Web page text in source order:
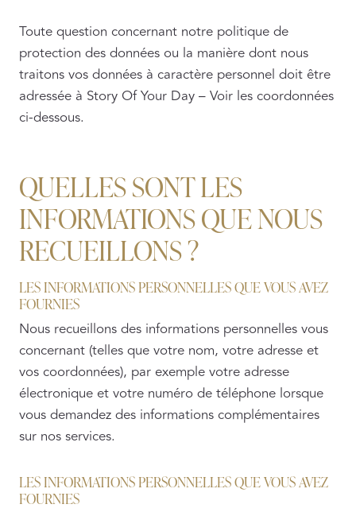
Toute question concernant notre politique de
protection des données ou la manière dont nous
traitons vos données à caractère personnel doit être
adressée à Story Of Your Day – Voir les coordonnées
ci-dessous.
QUELLES SONT LES
INFORMATIONS QUE NOUS
RECUEILLONS ?
LES INFORMATIONS PERSONNELLES QUE VOUS AVEZ
FOURNIES
Nous recueillons des informations personnelles vous
concernant (telles que votre nom, votre adresse et
vos coordonnées), par exemple votre adresse
électronique et votre numéro de téléphone lorsque
vous demandez des informations complémentaires
sur nos services.
LES INFORMATIONS PERSONNELLES QUE VOUS AVEZ
FOURNIES